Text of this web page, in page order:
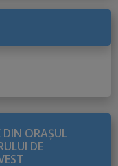
DIN ORAŞUL
DE